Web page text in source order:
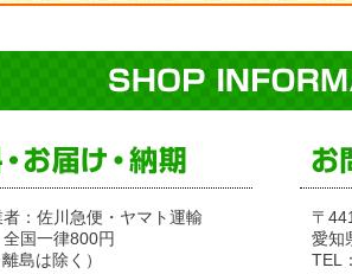
：佐川急便・ヤマト運輸
国一律800円
離島は除く）
〒
愛知
TEL